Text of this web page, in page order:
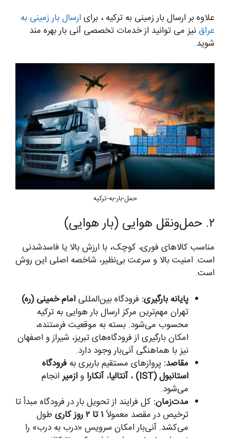
علاوه بر ارسال بار زمینی به ترکیه ، برایارسال بار زمینی به
عراق نیز می توانید از خدمات تخصصی آنی بار بهره مند
شوید.
حمل-بار-به-ترکیه
۲. حمل‌ونقل هوایی (بار هوایی)
مناسب کالاهای فوری، کوچک، با ارزش بالا یا فاسدشدنی
است. امنیت بالا و سرعت بی‌نظیر، شاخصه اصلی این روش
است.
پایانه بارگیری: فرودگاه بین‌المللی امام خمینی (ره)
تهران مهم‌ترین مرکز ارسال بار هوایی به ترکیه
محسوب می‌شود. بسته به موقعیت فرستنده،
امکان بارگیری از فرودگاه‌های تبریز، شیراز و اصفهان
نیز با هماهنگی آنی‌بار وجود دارد.
مقاصد: پروازهای مستقیم باربری به فرودگاه
استانبول (IST)
،آنتالیا،آنکارا وازمیرانجام
می‌شود.
مدت‌زمان: کل فرایند از تحویل بار در فرودگاه مبدأ تا
ترخیص در مقصد معمولاً۱ تا ۲ روز کاری
طول
می‌کشد. آنی‌بار امکان سرویس «درب به درب» را